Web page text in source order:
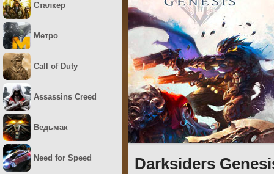
Darksiders
Сталкер
Метро
Call of Duty
Assassins Creed
Ведьмак
Need for Speed